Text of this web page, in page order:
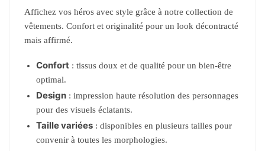
Affichez vos héros avec style grâce à notre collection de
vêtements. Confort et originalité pour un look décontracté
mais affirmé.
Confort : tissus doux et de qualité pour un bien-être
optimal.
Design : impression haute résolution des personnages
pour des visuels éclatants.
Taille variées : disponibles en plusieurs tailles pour
convenir à toutes les morphologies.